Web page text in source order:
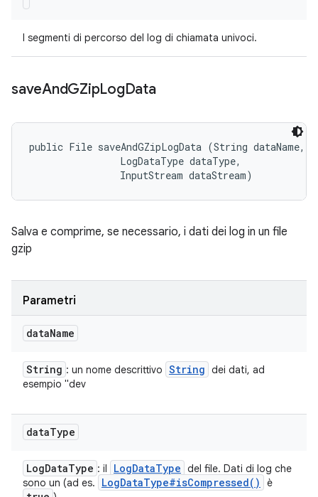
I segmenti di percorso del log di chiamata univoci.
saveAndGZipLogData
public File saveAndGZipLogData (String dataName,
                LogDataType dataType,
                InputStream dataStream)
Salva e comprime, se necessario, i dati dei log in un file
gzip
Parametri
dataName
String : un nome descrittivo String dei dati, ad
esempio "dev
dataType
LogDataType : il LogDataType del file. Dati di log che
sono un (ad es.
LogDataType#isCompressed( ) è